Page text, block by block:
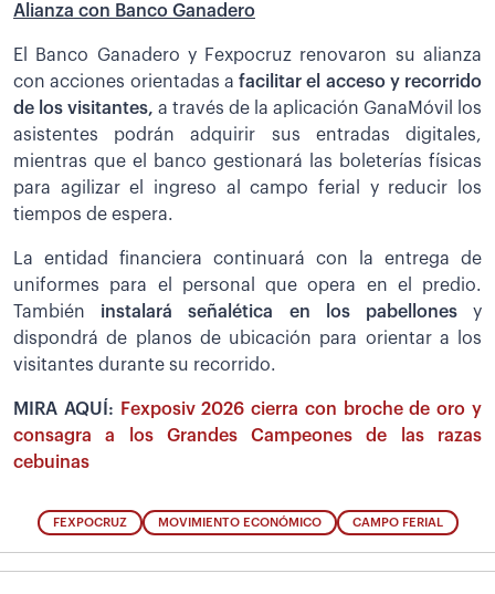
Alianza con Banco Ganadero
El Banco Ganadero y Fexpocruz renovaron su alianza
con acciones orientadas a facilitar el acceso y recorrido
de los visitantes, a través de la aplicación GanaMóvil los
asistentes podrán adquirir sus entradas digitales,
mientras que el banco gestionará las boleterías físicas
para agilizar el ingreso al campo ferial y reducir los
tiempos de espera.
La entidad financiera continuará con la entrega de
uniformes para el personal que opera en el predio.
También instalará señalética en los pabellonesy
dispondrá de planos de ubicación para orientar a los
visitantes durante su recorrido.
MIRA AQUÍ:
Fexposiv 2026 cierra con broche de oro y
consagra a los Grandes Campeones de las razas
cebuinas
FEXPOCRUZ MOVIMIENTO ECONÓMICO CAMPO FERIAL